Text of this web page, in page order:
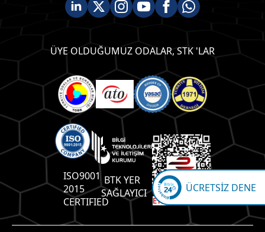
ÜYE OLDUĞUMUZ ODALAR, STK 'LAR
ISO9001
2015
CERTIFIED
BTK YER
SAĞLAYICI
ÜCRETSİZ DENE